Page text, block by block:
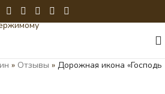
» Отзывы » Дорожная икона «Господь